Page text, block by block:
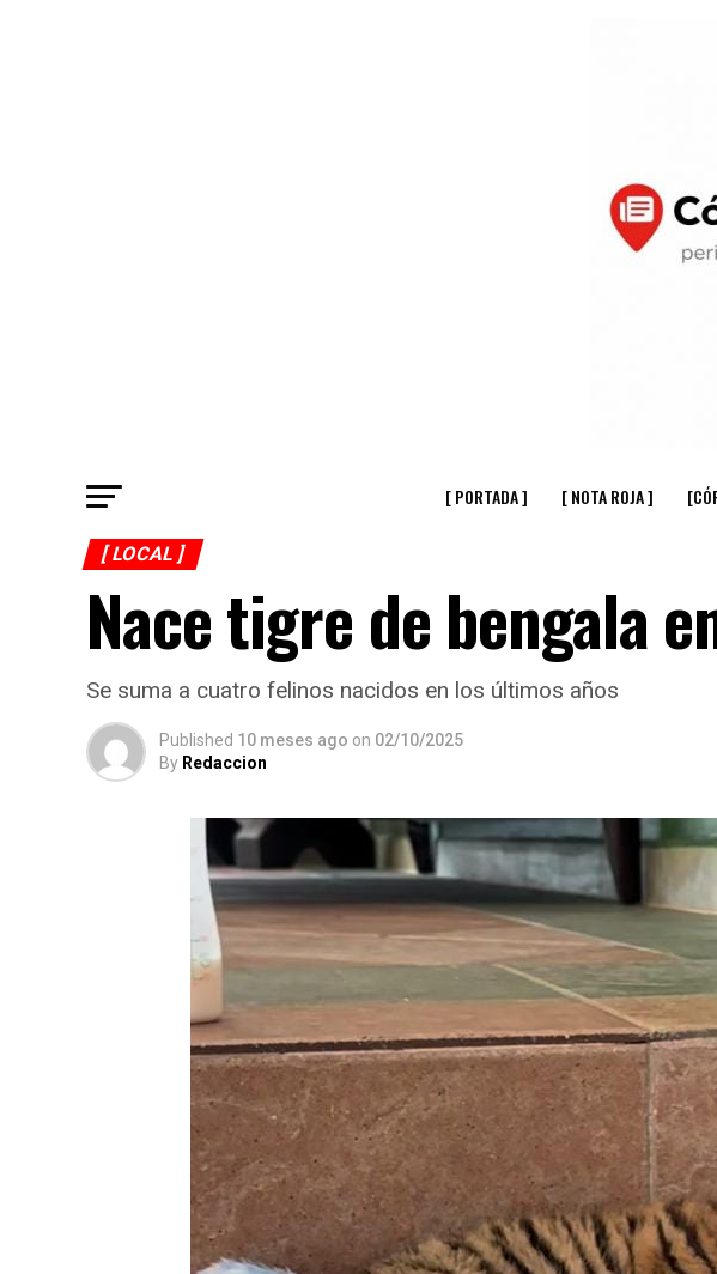
[ PORTADA ] [ NOTA ROJA ]
[ LOCAL ]
Nace tigre de bengala
Se suma a cuatro felinos nacidos en los últimos años
Published 10 meses ago on 02/10/2025
By Redaccion